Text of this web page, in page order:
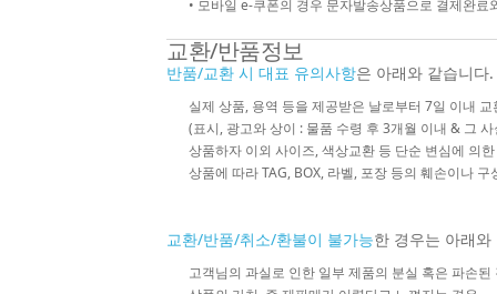
• 모바일 e-쿠폰의 경우 문자발송상품으로 결제완
교환/반품정보
반품/교환 시 대표 유의사항은 아래와 같습니다.
실제 상품, 용역 등을 제공받은 날로부터 7일 이내
(표시, 광고와 상이 : 물품 수령 후 3개월 이내 & 그
상품하자 이외 사이즈, 색상교환 등 단순 변심에 의
상품에 따라 TAG, BOX, 라벨, 포장 등의 훼손이나
교환/반품/취소/환불이 불가능한 경우는 아래와
고객님의 과실로 인한 일부 제품의 분실 혹은 파손된